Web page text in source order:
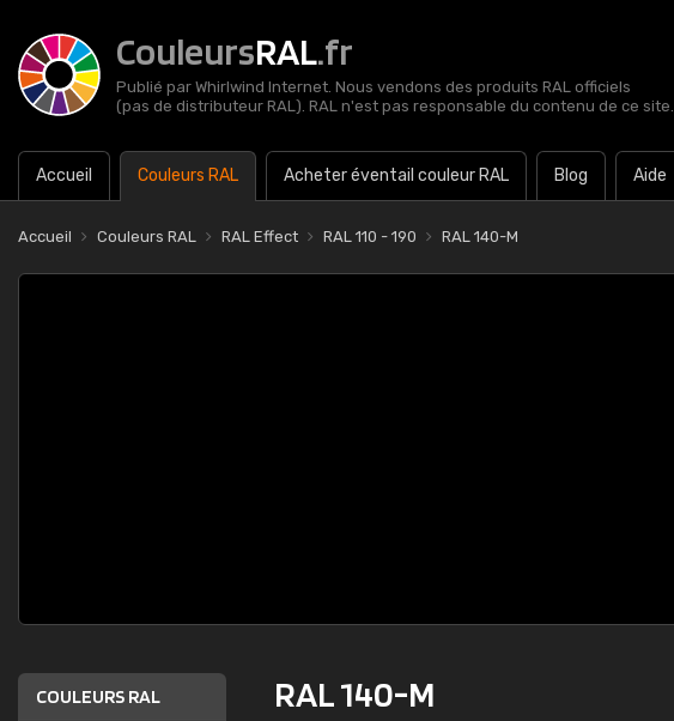
CouleursRAL.fr
Publié par Whirlwind Internet. Nous vendons des produits RAL officiels
(pas de distributeur RAL). RAL n'est pas responsable du contenu de ce site.
Accueil Couleurs RAL Acheter éventail couleur RAL Blog Aide
Accueil Couleurs RAL RAL Effect RAL 110 - 190 RAL 140-M
COULEURS RAL RAL 140-M